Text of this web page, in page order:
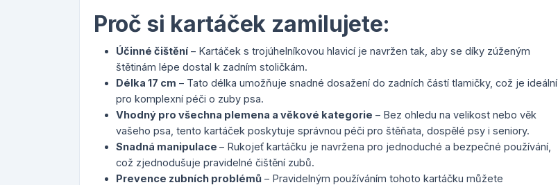
Proč si kartáček zamilujete:
Účinné čištění – Kartáček s trojúhelníkovou hlavicí je navržen tak, aby se díky zúženým
štětinám lépe dostal k zadním stoličkám.
Délka 17 cm – Tato délka umožňuje snadné dosažení do zadních částí tlamičky, což je ideální
pro komplexní péči o zuby psa.
Vhodný pro všechna plemena a věkové kategorie – Bez ohledu na velikost nebo věk
vašeho psa, tento kartáček poskytuje správnou péči pro štěňata, dospělé psy i seniory.
Snadná manipulace – Rukojeť kartáčku je navržena pro jednoduché a bezpečné používání,
což zjednodušuje pravidelné čištění zubů.
Prevence zubních problémů – Pravidelným používáním tohoto kartáčku můžete